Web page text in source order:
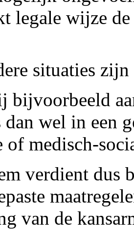
legale wijze
situaties
bijvoorbeeld
dan wel in een
of medisch-
verdient dus
van de